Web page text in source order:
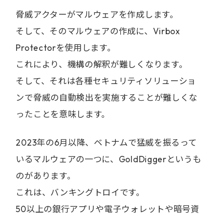
脅威アクターがマルウェアを作成します。
そして、そのマルウェアの作成に、Virbox
Protectorを使用します。
これにより、機構の解釈が難しくなります。
そして、それは各種セキュリティソリューショ
ンで脅威の自動検出を実施することが難しくな
ったことを意味します。
2023年の6月以降、ベトナムで猛威を振るって
いるマルウェアの一つに、GoldDiggerというも
のがあります。
これは、バンキングトロイです。
50以上の銀行アプリや電子ウォレットや暗号資